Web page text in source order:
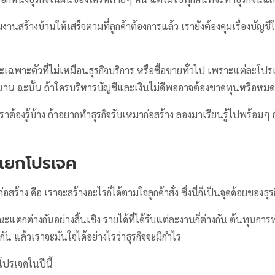
งานสร้างบ้านให้เสร็จตามที่ลูกค้าต้องการแล้ว เรายังต้องคุมเรื่องบั
พาะตัวที่ไม่เหมือนธุรกิจบริการ หรือซื้อขายทั่วไป เพราะแต่ละโปร
าน ฉะนั้น ถ้าใครบริหารบัญชีและเงินไม่ดีพออาจต้องขาดทุนหรือหม
ต้องรู้บ้าง ถ้าอยากทำธุรกิจรับเหมาก่อสร้าง ลองมาเรียนรู้ไปพร้อมๆ
กโปรเจค
สร้าง คือ เราจะสร้างอะไรก็ได้ตามใจลูกค้าสั่ง ซึ่งนี่ก็เป็นจุดด้อยของ
ะแตกต่างกันอย่างสิ้นเชิง รายได้ที่ได้รับแต่ละงานก็ต่างกัน ต้นทุนการ
แล้วเราจะมั่นใจได้อย่างไรว่าธุรกิจจะมีกำไร
ปรเจคในปีนี้